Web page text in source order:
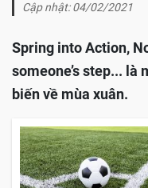
Cập nhật: 04/02/2021
Spring into Action,
someone’s step... là
biến về mùa xuân.